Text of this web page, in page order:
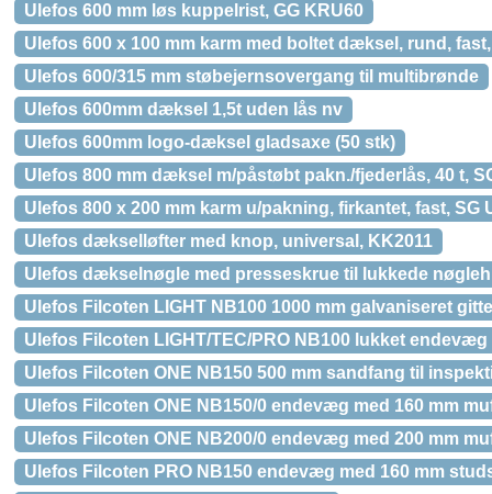
Ulefos 600 mm løs kuppelrist, GG KRU60
Ulefos 600 x 100 mm karm med boltet dæksel, rund, fast,
Ulefos 600/315 mm støbejernsovergang til multibrønde
Ulefos 600mm dæksel 1,5t uden lås nv
Ulefos 600mm logo-dæksel gladsaxe (50 stk)
Ulefos 800 mm dæksel m/påstøbt pakn./fjederlås, 40 t,
Ulefos 800 x 200 mm karm u/pakning, firkantet, fast, SG
Ulefos dækselløfter med knop, universal, KK2011
Ulefos dækselnøgle med presseskrue til lukkede
Ulefos Filcoten LIGHT NB100 1000 mm galvaniseret
Ulefos Filcoten LIGHT/TEC/PRO NB100 lukket endevæg
Ulefos Filcoten ONE NB150 500 mm sandfang til
Ulefos Filcoten ONE NB150/0 endevæg med 160 mm
Ulefos Filcoten ONE NB200/0 endevæg med 200 mm
Ulefos Filcoten PRO NB150 endevæg med 160 mm